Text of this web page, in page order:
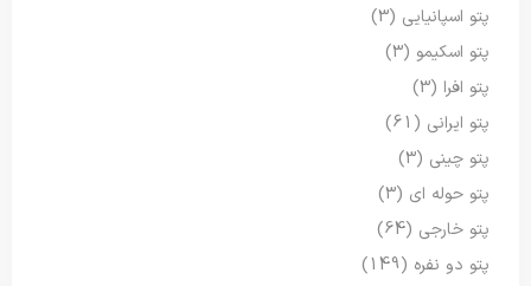
پتو اسپانیایی (3)
پتو اسکیمو (3)
پتو افرا (3)
پتو ایرانی (61)
پتو چینی (3)
پتو حوله ای (3)
پتو خارجی (64)
پتو دو نفره (149)